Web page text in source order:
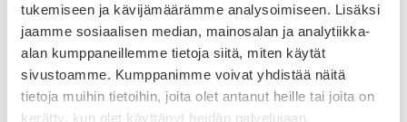
tukemiseen ja kävijämäärämme analysoimiseen. Lisäksi
jaamme sosiaalisen median, mainosalan ja analytiikka-
alan kumppaneillemme tietoja siitä, miten käytät
sivustoamme. Kumppanimme voivat yhdistää näitä
tietoja muihin tietoihin, joita olet antanut heille tai joita on
kerätty, kun olet käyttänyt heidän palvelujaan.
Katso vapaat senioriasunnot